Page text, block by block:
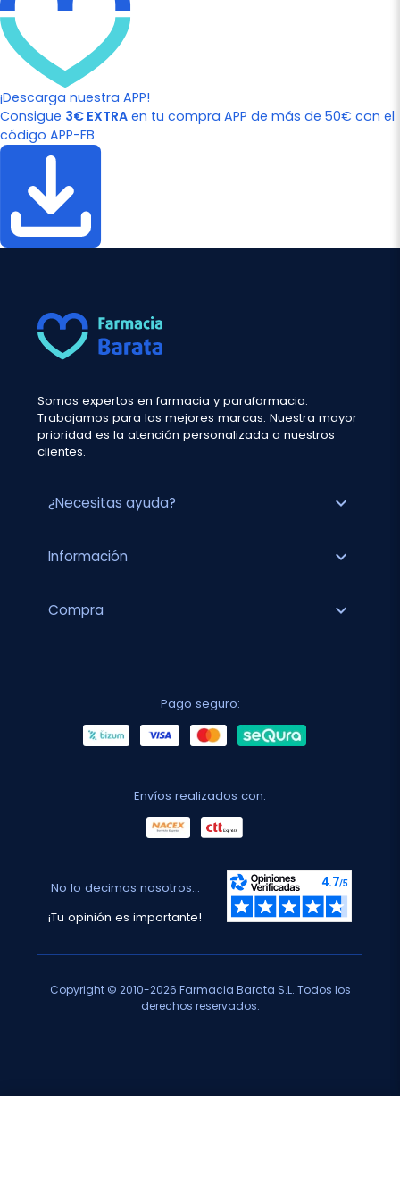
¡Descarga nuestra APP!
Consigue 3€ EXTRA en tu compra APP de más de 50€ con el
código APP-FB
Somos expertos en farmacia y parafarmacia.
Trabajamos para las mejores marcas. Nuestra mayor
prioridad es la atención personalizada a nuestros
clientes.
¿Necesitas ayuda? expand_more
Información expand_more
Compra expand_more
Pago seguro:
Envíos realizados con:
No lo decimos nosotros...
¡Tu opinión es importante!
Copyright © 2010-2026 Farmacia Barata S.L. Todos los
derechos reservados.